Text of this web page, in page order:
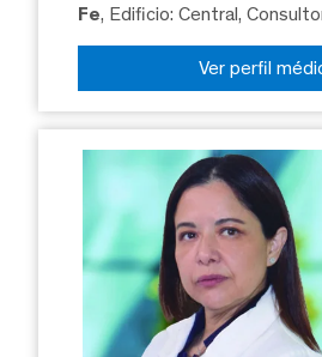
Fe, Edificio: Central,
Ver perfil